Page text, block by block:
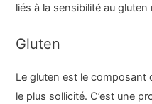
liés à la sensibilité au gluten
Gluten
Le gluten est le composant
le plus sollicité. C’est une